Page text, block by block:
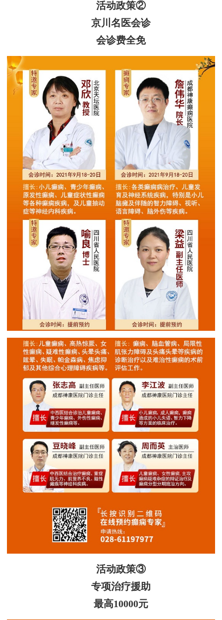
活动政策②
京川名医会诊
会诊费全免
活动政策③
专项治疗援助
最高10000元